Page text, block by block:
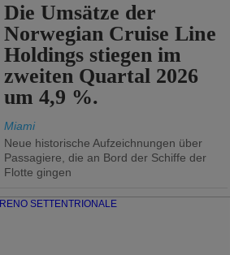
Die Umsätze der
Norwegian Cruise Line
Holdings stiegen im
zweiten Quartal 2026
um 4,9 %.
Miami
Neue historische Aufzeichnungen über
Passagiere, die an Bord der Schiffe der
Flotte gingen